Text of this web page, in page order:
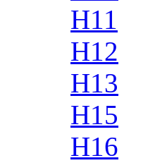
H11
H12
H13
H15
H16